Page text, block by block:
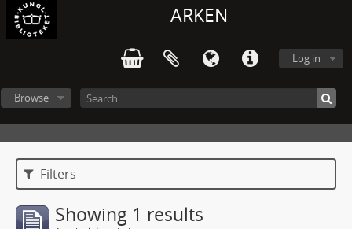
ARKEN
Log in
Browse
Filters
Showing 1 results